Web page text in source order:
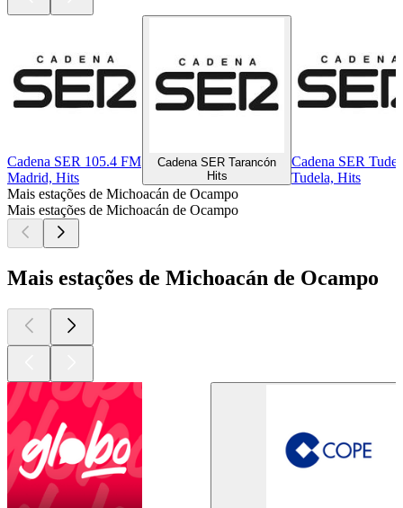
Cadena SER 105.4 FM
Madrid, Hits
Cadena SER Tarancón
Hits
Cadena SER
Tudela, Hits
Mais estações de Michoacán de Ocampo
Mais estações de Michoacán de Ocampo
Mais estações de Michoacán de Ocampo